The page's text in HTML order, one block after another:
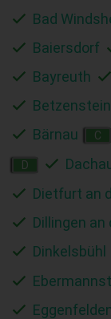
Bad
Baiersdorf
Bayreuth
Betzenstein
Bärnau
C
D
Dietfurt an
Dillingen an
Dinkelsbühl